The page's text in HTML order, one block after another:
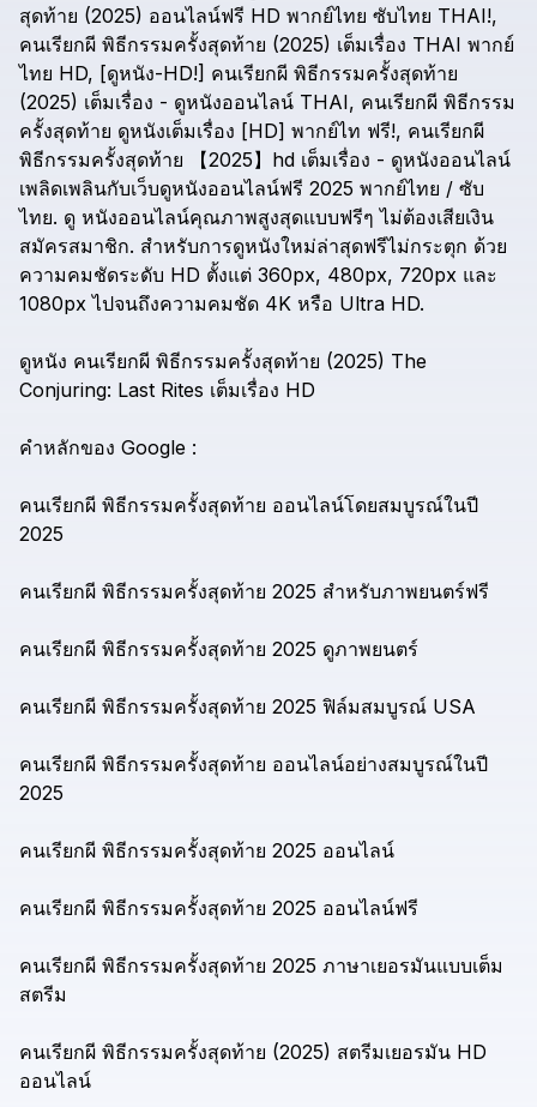
สุดท้าย (2025) ออนไลน์ฟรี HD พากย์ไทย ซับไทย THAI!,
คนเรียกผี พิธีกรรมครั้งสุดท้าย (2025) เต็มเรื่อง THAI พากย์
ไทย HD, [ดูหนัง-HD!] คนเรียกผี พิธีกรรมครั้งสุดท้าย
(2025) เต็มเรื่อง - ดูหนังออนไลน์ THAI, คนเรียกผี พิธีกรรม
ครั้งสุดท้าย ดูหนังเต็มเรื่อง [HD] พากย์ไท ฟรี!, คนเรียกผี
พิธีกรรมครั้งสุดท้าย
【2025】hd เต็มเรื่อง - ดูหนังออนไลน์
เพลิดเพลินกับเว็บดูหนังออนไลน์ฟรี 2025 พากย์ไทย / ซับ
ไทย. ดู หนังออนไลน์คุณภาพสูงสุดแบบฟรีๆ ไม่ต้องเสียเงิน
สมัครสมาชิก. สำหรับการดูหนังใหม่ล่าสุดฟรีไม่กระตุก ด้วย
ความคมชัดระดับ HD ตั้งแต่ 360px, 480px, 720px และ
1080px ไปจนถึงความคมชัด 4K หรือ Ultra HD.
ดูหนัง คนเรียกผี พิธีกรรมครั้งสุดท้าย (2025) The
Conjuring: Last Rites เต็มเรื่อง HD
คำหลักของ Google :
คนเรียกผี พิธีกรรมครั้งสุดท้าย ออนไลน์โดยสมบูรณ์ในปี
2025
คนเรียกผี พิธีกรรมครั้งสุดท้าย 2025 สำหรับภาพยนตร์ฟรี
คนเรียกผี พิธีกรรมครั้งสุดท้าย 2025 ดูภาพยนตร์
คนเรียกผี พิธีกรรมครั้งสุดท้าย 2025 ฟิล์มสมบูรณ์ USA
คนเรียกผี พิธีกรรมครั้งสุดท้าย ออนไลน์อย่างสมบูรณ์ในปี
2025
คนเรียกผี พิธีกรรมครั้งสุดท้าย 2025 ออนไลน์
คนเรียกผี พิธีกรรมครั้งสุดท้าย 2025 ออนไลน์ฟรี
คนเรียกผี พิธีกรรมครั้งสุดท้าย 2025 ภาษาเยอรมันแบบเต็ม
สตรีม
คนเรียกผี พิธีกรรมครั้งสุดท้าย (2025) สตรีมเยอรมัน HD
ออนไลน์